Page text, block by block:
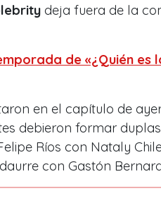
deja fuera de la
de «¿Quién es
en el capítulo de
debieron formar
Ríos con Nataly
con Gastón